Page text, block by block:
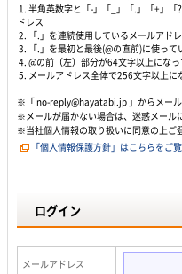
1. 半角英数字と「-」「_」「.」「+」
ドレス
2. 「.」を連続使用しているメールアド
3. 「.」を最初と最後(@の直前)に使って
4. @の前（左）部分が64文字以上にな
5. メールアドレス全体で256文字以上に
※「 no-reply@hayatabi.jp 」からメール
※メールが届かない場合は、迷惑メール
※当社個人情報の取り扱いに同意の上ご
「個人情報保護方針」はこちらをご覧
ログイン
メールアドレス